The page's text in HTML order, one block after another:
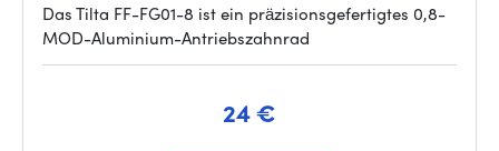
Das Tilta FF-FG01-8 ist ein präzisionsgefertigtes 0,8-
MOD-Aluminium-Antriebszahnrad
24 €